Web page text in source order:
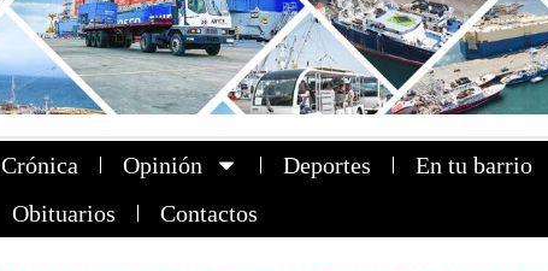
Crónica Opinión Deportes En tu barrio
Obituarios
Contactos